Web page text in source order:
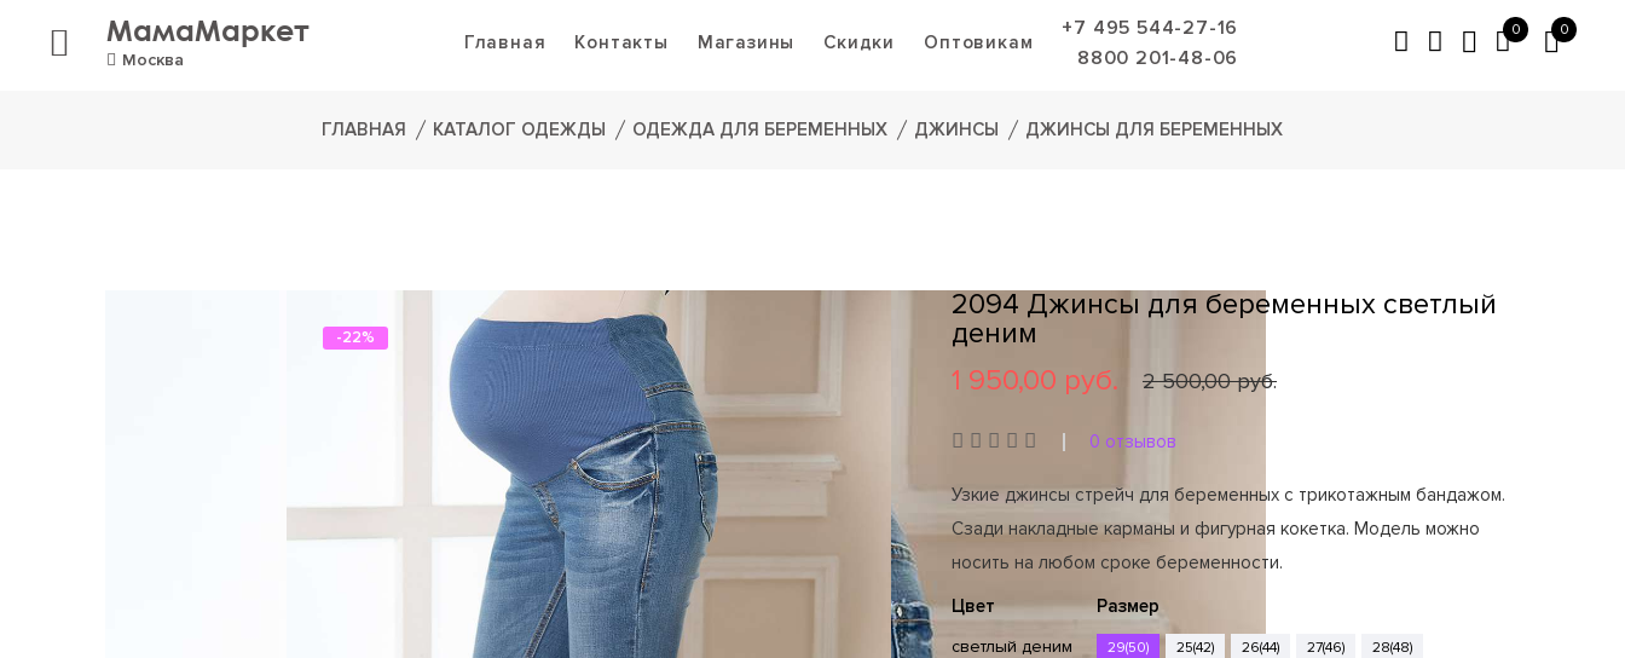
МамаМаркет
Москва
Главная Контакты Магазины Скидки Оптовикам
+7 495 544-27-16
8800 201-48-06
0 0
ГЛАВНАЯ КАТАЛОГ ОДЕЖДЫ ОДЕЖДА ДЛЯ БЕРЕМЕННЫХ ДЖИНСЫ ДЖИНСЫ ДЛЯ БЕРЕМЕННЫХ
-22%
2094 Джинсы для беременных светлый
деним
1 950,00 руб.
2 500,00 руб.
0 отзывов
Узкие джинсы стрейч для беременных с трикотажным бандажом.
Сзади накладные карманы и фигурная кокетка. Модель можно
носить на любом сроке беременности.
Цвет
светлый деним
Размер
29(50) 25(42) 26(44) 27(46) 28(48)